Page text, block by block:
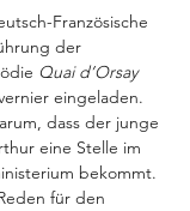
Französische
der
Quai d’Orsay
eingeladen.
dass der junge
eine Stelle im
bekommt.
für den